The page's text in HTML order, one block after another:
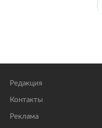
Редакция
Контакты
Реклама